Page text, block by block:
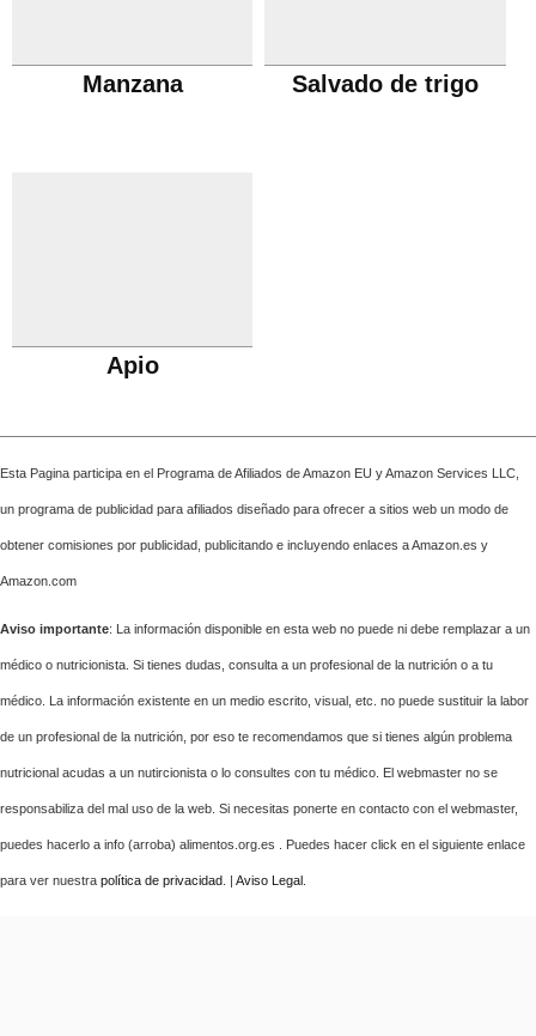
Manzana Salvado de trigo
Apio
Esta Pagina participa en el Programa de Afiliados de Amazon EU y Amazon Services LLC,
un programa de publicidad para afiliados diseñado para ofrecer a sitios web un modo de
obtener comisiones por publicidad, publicitando e incluyendo enlaces a Amazon.es y
Amazon.com
Aviso importante: La información disponible en esta web no puede ni debe remplazar a un
médico o nutricionista. Si tienes dudas, consulta a un profesional de la nutrición o a tu
médico. La información existente en un medio escrito, visual, etc. no puede sustituir la labor
de un profesional de la nutrición, por eso te recomendamos que si tienes algún problema
nutricional acudas a un nutircionista o lo consultes con tu médico. El webmaster no se
responsabiliza del mal uso de la web. Si necesitas ponerte en contacto con el webmaster,
puedes hacerlo a info (arroba) alimentos.org.es . Puedes hacer click en el siguiente enlace
para ver nuestra política de privacidad . | Aviso Legal